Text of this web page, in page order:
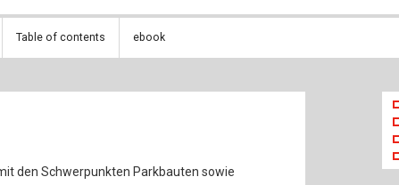
Table of contents ebook
den Schwerpunkten Parkbauten sowie